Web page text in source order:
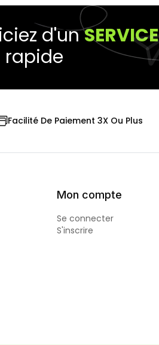
d'unSERVICE
rapide
Facilité De Paiement 3X Ou Plus
Mon compte
Se connecter
S'inscrire